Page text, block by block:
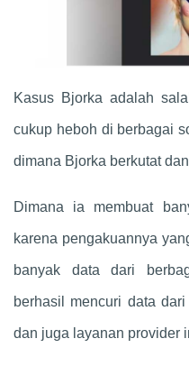
Kasus Bjorka adalah
cukup heboh di berbagai
dimana Bjorka berkutat
Dimana ia membuat
karena pengakuannya
banyak data dari
berhasil mencuri data
dan juga layanan provider